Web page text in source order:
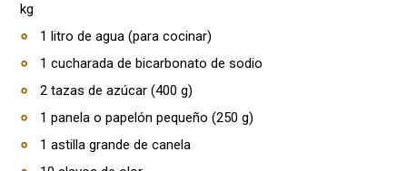
kg
1 litro de agua (para cocinar)
1 cucharada de bicarbonato de sodio
2 tazas de azúcar (400 g)
1 panela o papelón pequeño (250 g)
1 astilla grande de canela